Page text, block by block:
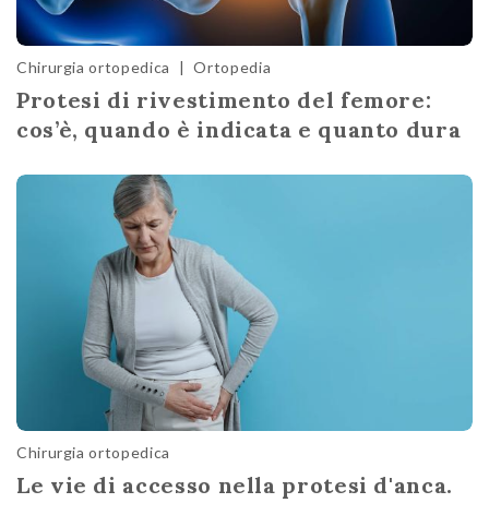
Chirurgia ortopedica | Ortopedia
Protesi di rivestimento del femore:
cos’è, quando è indicata e quanto dura
Chirurgia ortopedica
Le vie di accesso nella protesi d'anca.